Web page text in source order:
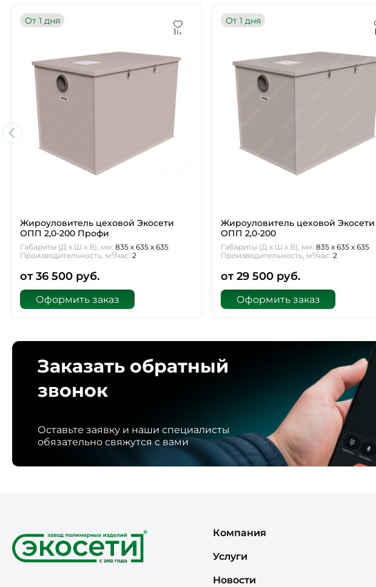
От 1 дня
Жироуловитель цеховой Экосети
ОПП 2,0-200 Профи
Габариты (Д х Ш х В), мм: 835 х 635 х 635
Производительность, м³/час: 2
от 36 500 руб.
Оформить заказ
От 1 дня
Жироуловитель цеховой Экосети
ОПП 2,0-200
Габариты (Д х Ш х В), мм: 835 х 635 х 635
Производительность, м³/час: 2
от 29 500 руб.
Оформить заказ
Заказать обратный
звонок
Оставьте заявку и наши специалисты
обязательно свяжутся с вами
Компания
Услуги
Новости